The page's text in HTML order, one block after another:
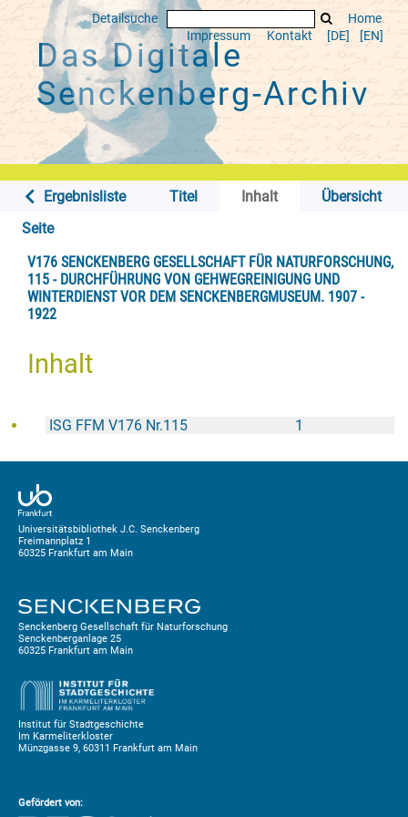
Detailsuche
Home
Impressum
Kontakt [DE] [EN]
Das Digitale
Senckenberg-Archiv
Ergebnisliste Titel Inhalt
Übersicht
Seite
V176 SENCKENBERG GESELLSCHAFT FÜR NATURFORSCHUNG,
115 - DURCHFÜHRUNG VON GEHWEGREINIGUNG UND
WINTERDIENST VOR DEM SENCKENBERGMUSEUM. 1907 -
1922
Inhalt
1
ISG FFM V176 Nr.115
Universitätsbibliothek J.C. Senckenberg
Freimannplatz 1
60325 Frankfurt am Main
Senckenberg Gesellschaft für Naturforschung
Senckenberganlage 25
60325 Frankfurt am Main
Institut für Stadtgeschichte
Im Karmeliterkloster
Münzgasse 9, 60311 Frankfurt am Main
Gefördert von: